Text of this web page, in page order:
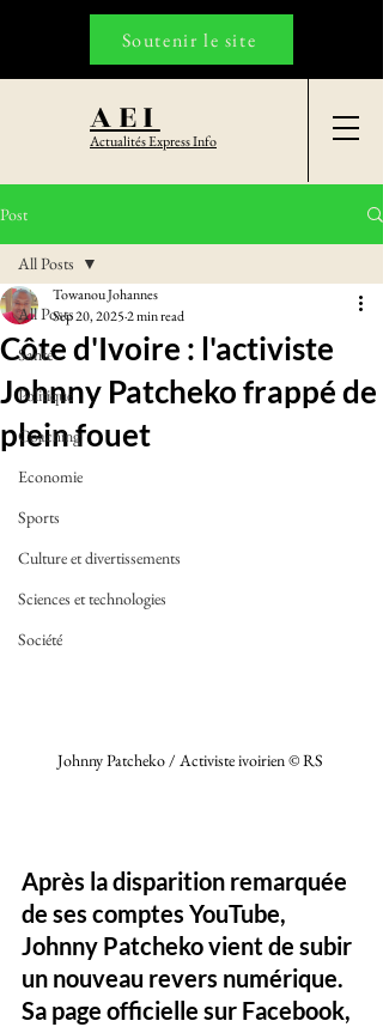
AEI
Actualités Express Info
Soutenir le site
Post
All Posts
Santé
Politique
Coaching
Economie
Sports
Culture et divertissements
Sciences et technologies
Société
All Posts
Côte d'Ivoire : l'activiste
Johnny Patcheko frappé de
plein fouet
Towanou Johannes
Sep 20, 20252 min read
Johnny Patcheko / Activiste ivoirien © RS
Après la disparition remarquée
de ses comptes YouTube,
Johnny Patcheko vient de subir
un nouveau revers numérique.
Sa page officielle sur Facebook,